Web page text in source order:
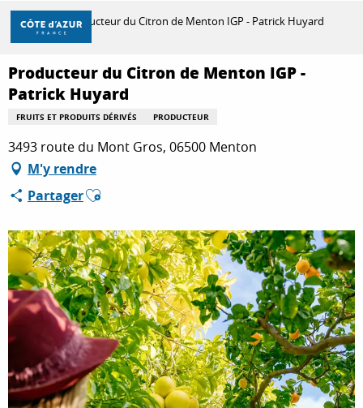
Aller
contenu
principal
DÉCOUVRIR
À FAIRE
SÉJOURNER
Accueil Producteur du Citron de Menton IGP - Patrick Huyard
Producteur du Citron de Menton IGP -
Patrick Huyard
FRUITS ET PRODUITS DÉRIVÉS PRODUCTEUR
3493 route du Mont Gros, 06500 Menton
M'y rendre
PartagerAjouter aux favoris